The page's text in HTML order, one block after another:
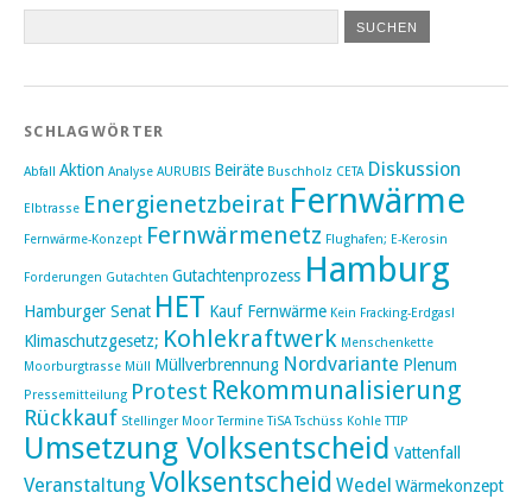
SCHLAGWÖRTER
Abfall Aktion Analyse AURUBIS Beiräte Buschholz CETA Diskussion
Elbtrasse Energienetzbeirat Fernwärme
Fernwärme-Konzept Fernwärmenetz Flughafen; E-Kerosin
Forderungen Gutachten Gutachtenprozess Hamburg
Hamburger Senat HET Kauf Fernwärme Kein Fracking-Erdgas!
Klimaschutzgesetz; Kohlekraftwerk Menschenkette
Moorburgtrasse Müll Müllverbrennung Nordvariante Plenum
Pressemitteilung Protest Rekommunalisierung
Rückkauf Stellinger Moor Termine TiSA Tschüss Kohle TTIP
Umsetzung Volksentscheid Vattenfall
Veranstaltung Volksentscheid Wedel Wärmekonzept